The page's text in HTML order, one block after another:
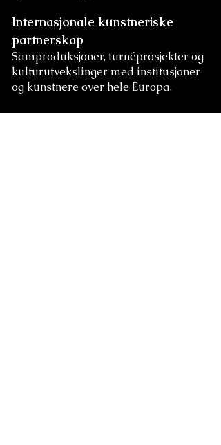
Internasjonale kunstneriske
partnerskap
Samproduksjoner, turnéprosjekter og
kulturutvekslinger med institusjoner
og kunstnere over hele Europa.